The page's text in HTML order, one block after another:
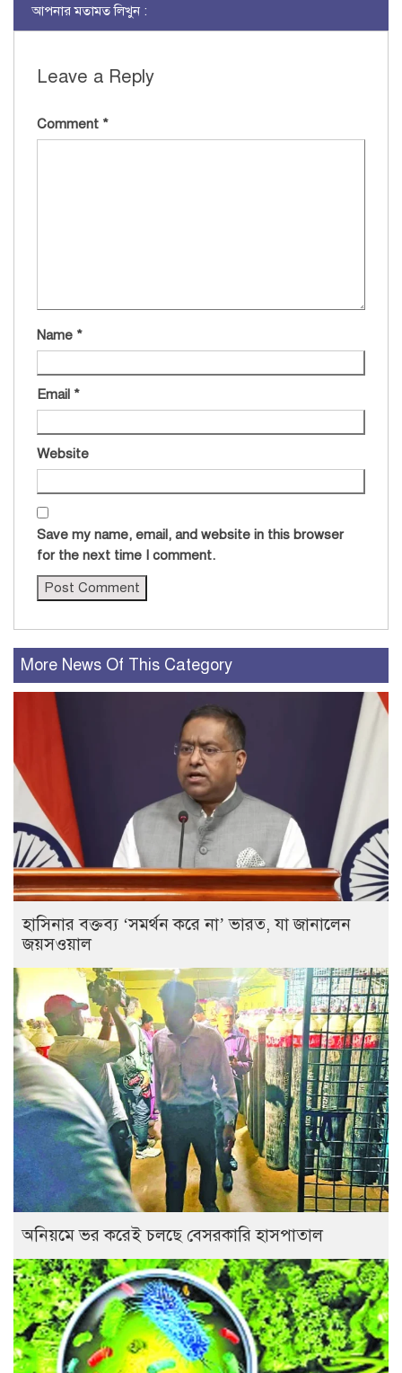
আপনার মতামত লিখুন :
Leave a Reply
Comment *
Name *
Email *
Website
Save my name, email, and website in this browser
for the next time I comment.
More News Of This Category
হাসিনার বক্তব্য ‘সমর্থন করে না’ ভারত, যা জানালেন
জয়সওয়াল
অনিয়মে ভর করেই চলছে বেসরকারি হাসপাতাল